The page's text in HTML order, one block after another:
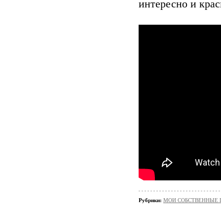
интересно и
Рубрики: МОИ СОБСТВЕННЫЕ